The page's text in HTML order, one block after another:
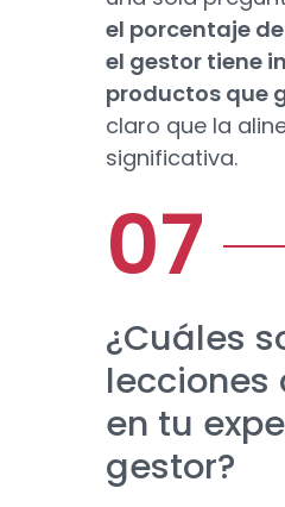
el porcentaje
el gestor tiene
productos que
claro que la
significativa.
¿Cuáles
lecciones
en tu
gestor?